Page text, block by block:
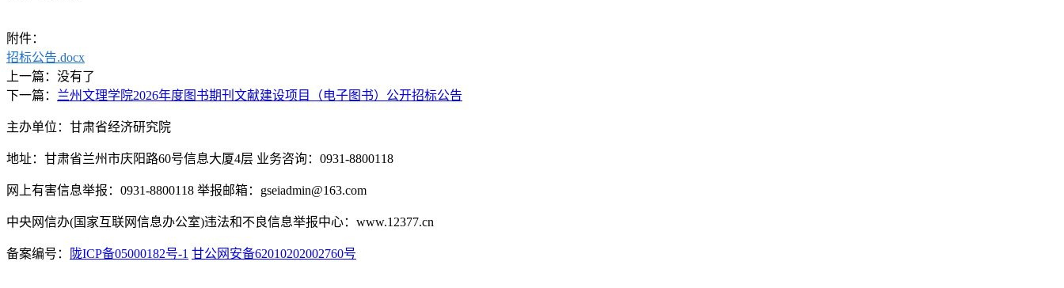
附件：
招标公告.docx
上一篇：没有了
下一篇： 兰州文理学院2026年度图书期刊文献建设项目（电子图书）公开招标公告
主办单位：甘肃省经济研究院
地址：甘肃省兰州市庆阳路60号信息大厦4层 业务咨询：0931-8800118
网上有害信息举报：0931-8800118 举报邮箱：gseiadmin@163.com
中央网信办(国家互联网信息办公室)违法和不良信息举报中心：www.12377.cn
备案编号： 陇ICP备05000182号-1 甘公网安备62010202002760号